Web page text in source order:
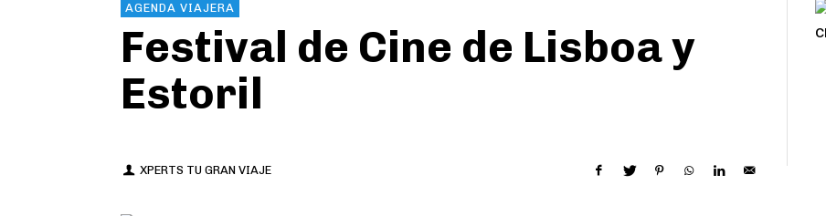
AGENDA VIAJERA
Festival de Cine de Lisboa y
Estoril
XPERTS TU GRAN VIAJE